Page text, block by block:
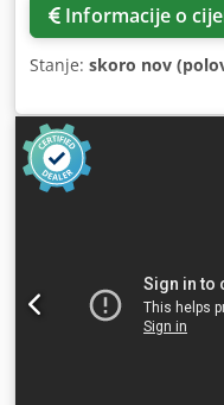
Informacije o
Stanje: skoro nov